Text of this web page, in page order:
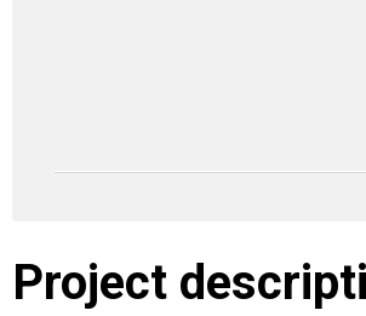
Project